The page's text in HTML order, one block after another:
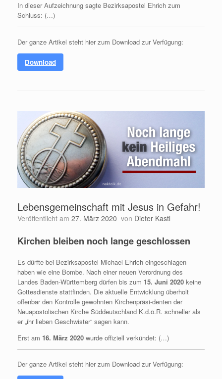
In dieser Aufzeichnung sagte Bezirksapostel Ehrich zum
Schluss: (…)
Der ganze Artikel steht hier zum Download zur Verfügung:
Download
Lebensgemeinschaft mit Jesus in Gefahr!
Veröffentlicht am 27. März 2020 von Dieter Kastl
Kirchen bleiben noch lange geschlossen
Es dürfte bei Bezirksapostel Michael Ehrich eingeschlagen
haben wie eine Bombe. Nach einer neuen Verordnung des
Landes Baden-Württemberg dürfen bis zum 15. Juni 2020 keine
Gottesdienste stattfinden. Die aktuelle Entwicklung überholt
offenbar den Kontrolle gewohnten Kirchenpräsi-denten der
Neuapostolischen Kirche Süddeutschland K.d.ö.R. schneller als
er „ihr lieben Geschwister“ sagen kann.
Erst am 16. März 2020 wurde offiziell verkündet: (…)
Der ganze Artikel steht hier zum Download zur Verfügung: